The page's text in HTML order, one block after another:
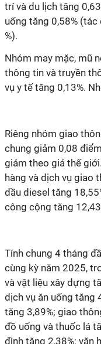
trí và du lịch tăng 0,63
uống tăng 0,58% (tác
%).
Nhóm may mặc, mũ
thông tin và truyền
vụ y tếtăng 0,13%.
Riêng nhóm giao
chung giảm 0,08
giảm theo giá thế giới
hàng và dịch vụ giao
dầu diesel tăng 18,55
công cộng tăng
Tính chung 4 tháng
cùng kỳ năm 2025,
và vật liệu xây dựng
dịch vụ ăn uống tăng
tăng 3,89%; giao
đồ uống và thuốc lá
đình tăng 2,38%; văn